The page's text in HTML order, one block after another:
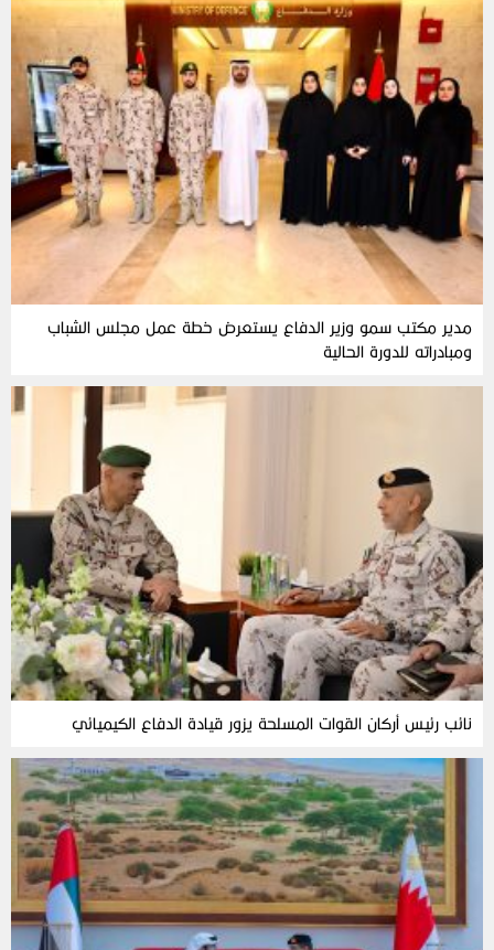
مدير مكتب سمو وزير الدفاع يستعرض خطة عمل مجلس الشباب
ومبادراته للدورة الحالية
نائب رئيس أركان القوات المسلحة يزور قيادة الدفاع الكيميائي